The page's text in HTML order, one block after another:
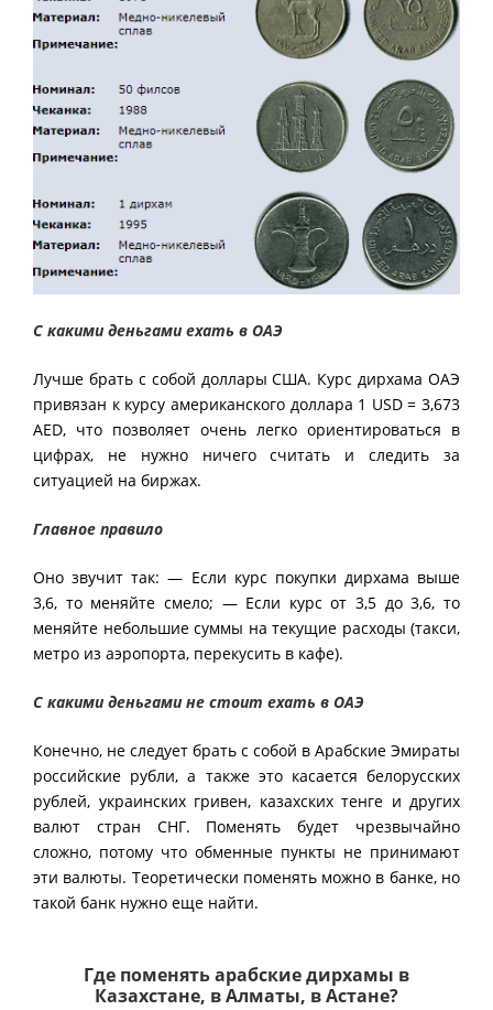
С какими деньгами ехать в ОАЭ
Лучше брать с собой доллары США. Курс дирхама ОАЭ
привязан к курсу американского доллара 1 USD = 3,673
AED, что позволяет очень легко ориентироваться в
цифрах, не нужно ничего считать и следить за
ситуацией на биржах.
Главное правило
Оно звучит так: — Если курс покупки дирхама выше
3,6, то меняйте смело; — Если курс от 3,5 до 3,6, то
меняйте небольшие суммы на текущие расходы (такси,
метро из аэропорта, перекусить в кафе).
С какими деньгами не стоит ехать в ОАЭ
Конечно, не следует брать с собой в Арабские Эмираты
российские рубли, а также это касается белорусских
рублей, украинских гривен, казахских тенге и других
валют стран СНГ. Поменять будет чрезвычайно
сложно, потому что обменные пункты не принимают
эти валюты. Теоретически поменять можно в банке, но
такой банк нужно еще найти.
Где поменять арабские дирхамы в
Казахстане, в Алматы, в Астане?